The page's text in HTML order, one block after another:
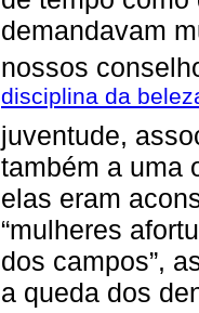
demandavam
nossos
disciplina da
juventude,
também a uma
elas eram
“mulheres
dos campos”,
a queda dos